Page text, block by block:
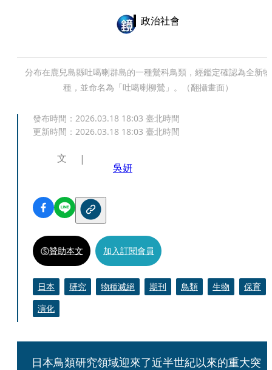
政治社會
分布在鹿兒島縣吐噶喇群島的一種鶯科鳥類，經鑑定確認為全新物
種，並命名為「吐噶喇柳鶯」。（翻攝畫面）
發布時間： 2026.03.18 18:03 臺北時間
更新時間： 2026.03.18 18:03 臺北時間
文
吳妍
贊助本文 加入訂閱會員
日本 研究 物種滅絕 期刊 鳥類 生物
保育
演化
日本鳥類研究領域迎來了近半世紀以來的重大突